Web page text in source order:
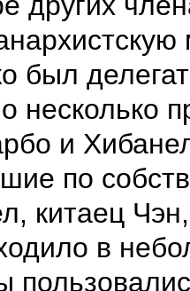
был
несколько
и
по
китаец
в